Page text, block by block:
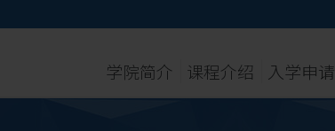
学院简介 课程介绍 入学申请